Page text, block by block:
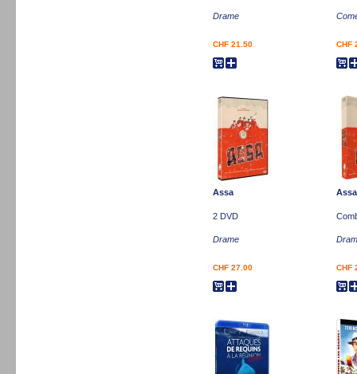
Drame
CHF 21.50 CHF
Assa
2 DVD
Drame
CHF 27.00
Assa
CHF